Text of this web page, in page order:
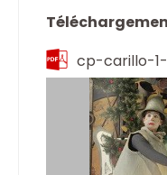
cp-carillo-